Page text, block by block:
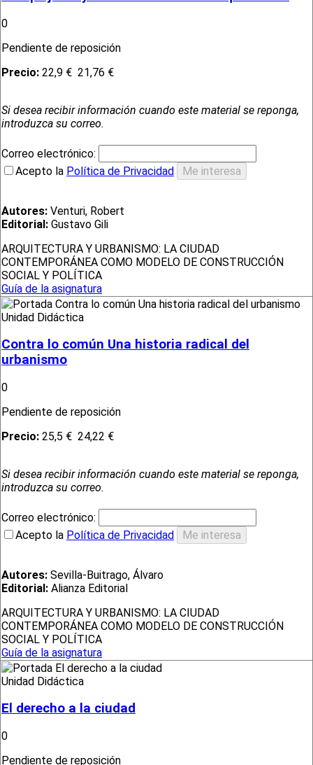
0
Pendiente de reposición
Precio: 22,9 € 21,76 €
Si desea recibir información cuando este material se reponga,
introduzca su correo.
Correo electrónico:
Acepto la Política de Privacidad
Autores: Venturi, Robert
Editorial: Gustavo Gili
ARQUITECTURA Y URBANISMO: LA CIUDAD
CONTEMPORÁNEA COMO MODELO DE CONSTRUCCIÓN
SOCIAL Y POLÍTICA
Guía de la asignatura
Unidad Didáctica
Contra lo común Una historia radical del
urbanismo
0
Pendiente de reposición
Precio: 25,5 € 24,22 €
Si desea recibir información cuando este material se reponga,
introduzca su correo.
Correo electrónico:
Acepto la Política de Privacidad
Autores: Sevilla-Buitrago, Álvaro
Editorial: Alianza Editorial
ARQUITECTURA Y URBANISMO: LA CIUDAD
CONTEMPORÁNEA COMO MODELO DE CONSTRUCCIÓN
SOCIAL Y POLÍTICA
Guía de la asignatura
Unidad Didáctica
El derecho a la ciudad
0
Pendiente de reposición